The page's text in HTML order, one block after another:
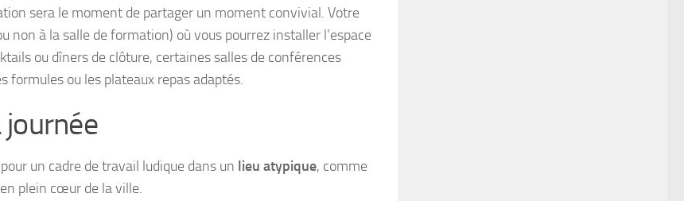
sera le moment de partager un moment convivial. Votre
non à la salle de formation) où vous pourrez installer l’espace
ou dîners de clôture, certaines salles de conférences
formules ou les plateaux repas adaptés.
un cadre de travail ludique dans un lieu atypique, comme
plein cœur de la ville.